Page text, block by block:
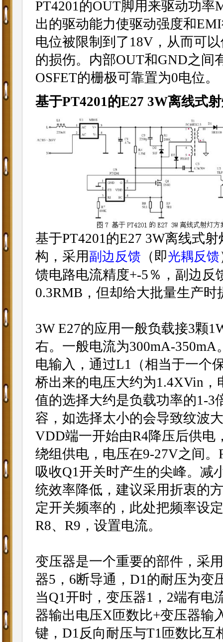
PT4201的OUT脚用来驱动功率
出的驱动能力使驱动强度和
电位被限制到了18V，从而可
的损伤。内部OUT和GND之间
OSFET的栅极可靠置为0电位。
基于PT4201的E27 3W离线式
基于PT4201的E27 3W离线式
构，采用 副边反馈 （即光耦反馈
馈电路电流精度+-5％，副边反
0.3RMB，但却给大批量生产时
3W E27的应用一般负载接3颗
右。一般电流为300mA-
电输入，通过L1（相当于一个
桥出来的电压大约为1.4XVin
值的选择大约是负载功率的1-3
容，如选择太小的会导致纹波
VDD端一开始由R4降压后供电
绕组供电，电压在9-27V之间
吸收Q1开关时产生的尖峰。减
统效率降低，建议采用折衷的
定开关频率的，此处把频率设
R8、R9，设置电流。
变压器是一个重要的部件，采
器5，6断导通，D1的耐压为变
当Q1开时，变压器1，2端有电
器输出电压X匝数比+变压器输
键，D1反向耐压与T1匝数比互